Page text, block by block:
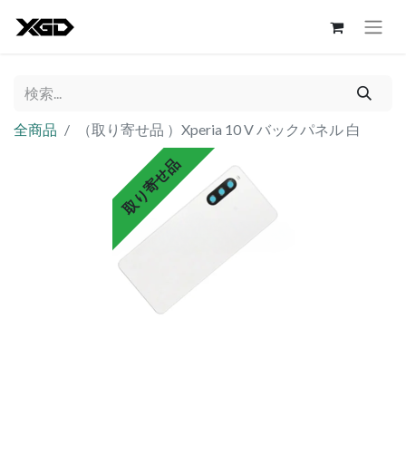
全商品 （取り寄せ品 ）Xperia 10 V バックパネル 白
取り寄せ品